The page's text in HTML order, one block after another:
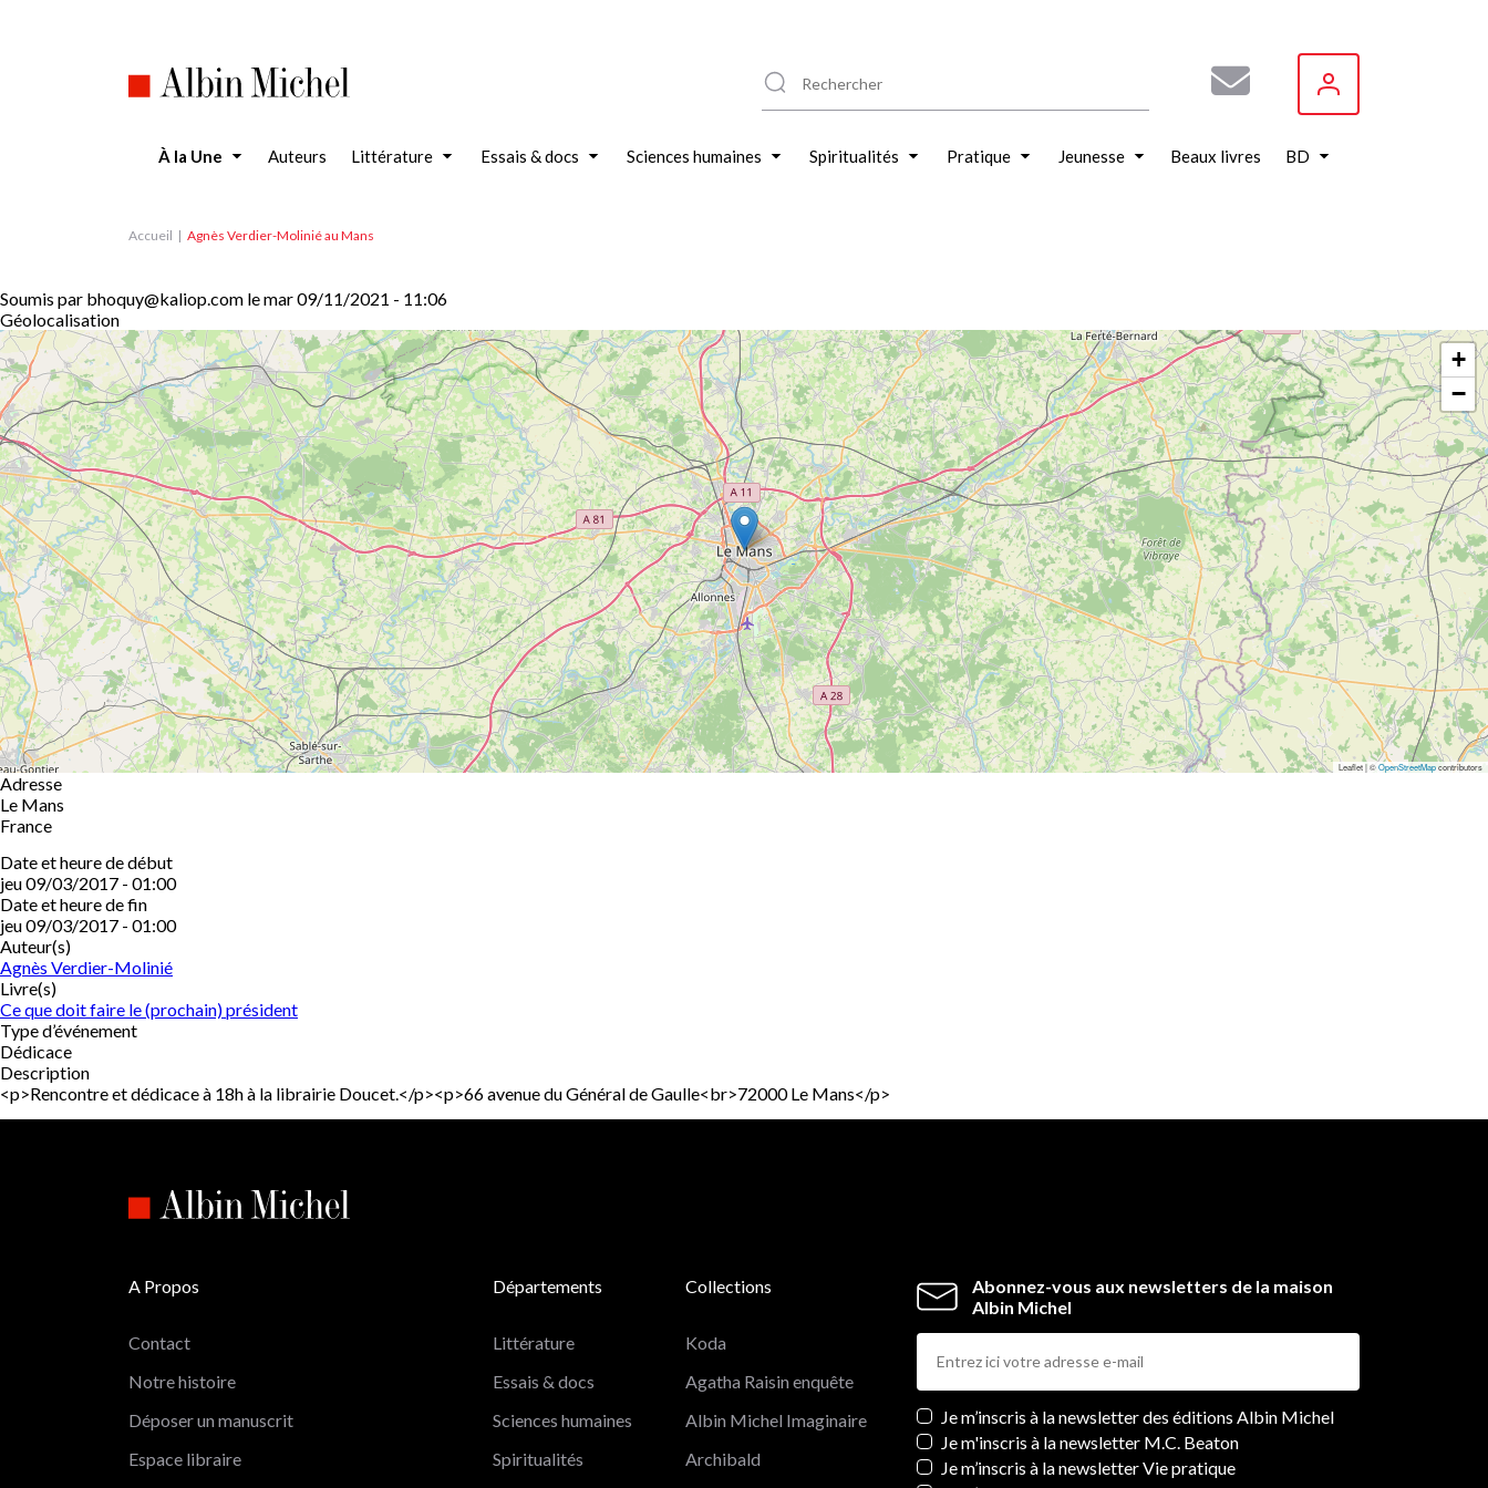
À la Une Auteurs Littérature Essais & docs Sciences humaines Spiritualités Pratique Jeunesse Beaux livres BD
Accueil Agnès Verdier-Molinié au Mans
Soumis par bhoquy@kaliop.com lemar 09/11/2021 - 11:06
Géolocalisation
+
−
Leaflet | ©OpenStreetMapcontributors
Adresse
Le Mans
France
Date et heure de début
jeu 09/03/2017 - 01:00
Date et heure de fin
jeu 09/03/2017 - 01:00
Auteur(s)
Agnès Verdier-Molinié
Livre(s)
Ce que doit faire le (prochain) président
Type d’événement
Dédicace
Description
<p>Rencontre et dédicace à 18h à la librairie Doucet.</p><p>66 avenue du Général de Gaulle<br>72000 Le Mans</p>
Abonnez-vous aux newsletters de la maison
Albin Michel
Newsletters
Je m’inscris à la newsletter des éditions Albin Michel
Je m'inscris à la newsletter M.C. Beaton
Je m’inscris à la newsletter Vie pratique
A Propos
Contact
Notre histoire
Déposer un manuscrit
Espace libraire
Départements
Littérature
Essais & docs
Sciences humaines
Spiritualités
Collections
Koda
Agatha Raisin enquête
Albin Michel Imaginaire
Archibald